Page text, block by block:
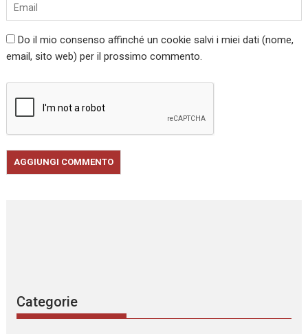
Do il mio consenso affinché un cookie salvi i miei dati (nome,
email, sito web) per il prossimo commento.
Categorie